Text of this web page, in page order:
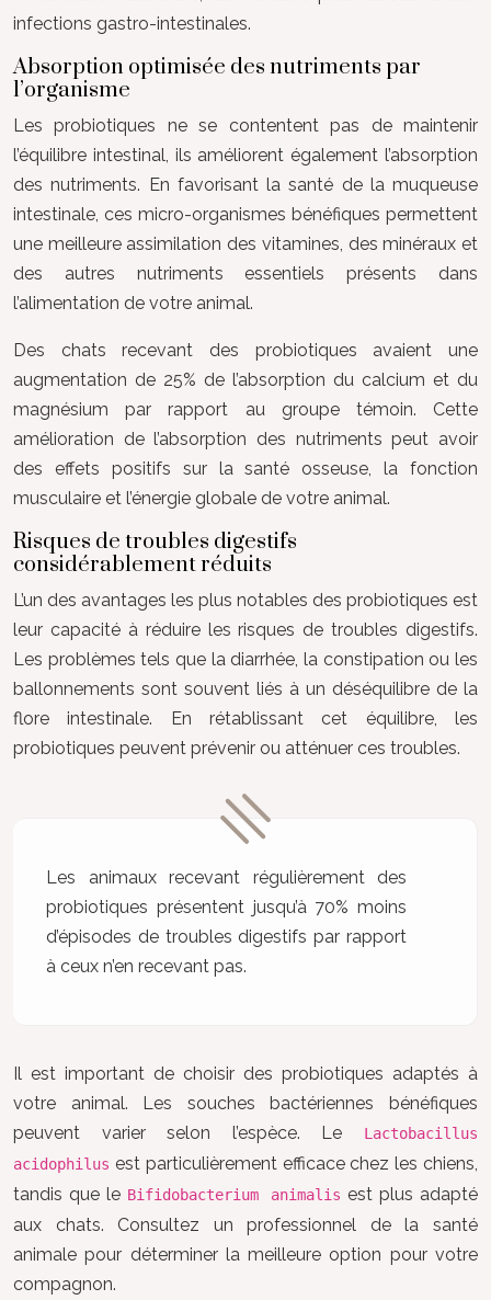
infections gastro-intestinales.
Absorption optimisée des nutriments par
l’organisme
Les probiotiques ne se contentent pas de maintenir
l’équilibre intestinal, ils améliorent également l’absorption
des nutriments. En favorisant la santé de la muqueuse
intestinale, ces micro-organismes bénéfiques permettent
une meilleure assimilation des vitamines, des minéraux et
des autres nutriments essentiels présents dans
l’alimentation de votre animal.
Des chats recevant des probiotiques avaient une
augmentation de 25% de l’absorption du calcium et du
magnésium par rapport au groupe témoin. Cette
amélioration de l’absorption des nutriments peut avoir
des effets positifs sur la santé osseuse, la fonction
musculaire et l’énergie globale de votre animal.
Risques de troubles digestifs
considérablement réduits
L’un des avantages les plus notables des probiotiques est
leur capacité à réduire les risques de troubles digestifs.
Les problèmes tels que la diarrhée, la constipation ou les
ballonnements sont souvent liés à un déséquilibre de la
flore intestinale. En rétablissant cet équilibre, les
probiotiques peuvent prévenir ou atténuer ces troubles.
Les animaux recevant régulièrement des
probiotiques présentent jusqu’à 70% moins
d’épisodes de troubles digestifs par rapport
à ceux n’en recevant pas.
Il est important de choisir des probiotiques adaptés à
votre animal. Les souches bactériennes bénéfiques
peuvent varier selon l’espèce. Le
Lactobacillus
acidophilus est particulièrement efficace chez les chiens,
tandis que le Bifidobacterium animalis est plus adapté
aux chats. Consultez un professionnel de la santé
animale pour déterminer la meilleure option pour votre
compagnon.